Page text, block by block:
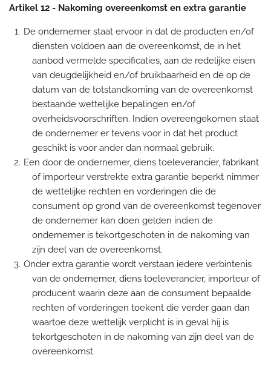
Artikel 12 - Nakoming overeenkomst en extra garantie
De ondernemer staat ervoor in dat de producten en/of
diensten voldoen aan de overeenkomst, de in het
aanbod vermelde specificaties, aan de redelijke eisen
van deugdelijkheid en/of bruikbaarheid en de op de
datum van de totstandkoming van de overeenkomst
bestaande wettelijke bepalingen en/of
overheidsvoorschriften. Indien overeengekomen staat
de ondernemer er tevens voor in dat het product
geschikt is voor ander dan normaal gebruik.
Een door de ondernemer, diens toeleverancier, fabrikant
of importeur verstrekte extra garantie beperkt nimmer
de wettelijke rechten en vorderingen die de
consument op grond van de overeenkomst tegenover
de ondernemer kan doen gelden indien de
ondernemer is tekortgeschoten in de nakoming van
zijn deel van de overeenkomst.
Onder extra garantie wordt verstaan iedere verbintenis
van de ondernemer, diens toeleverancier, importeur of
producent waarin deze aan de consument bepaalde
rechten of vorderingen toekent die verder gaan dan
waartoe deze wettelijk verplicht is in geval hij is
tekortgeschoten in de nakoming van zijn deel van de
overeenkomst.